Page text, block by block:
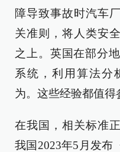
障导致事故时汽车
关准则，将人类安
之上。英国在部分
系统，利用算法分
为。这些经验都值得
在我国，相关标准
我国2023年5月发布